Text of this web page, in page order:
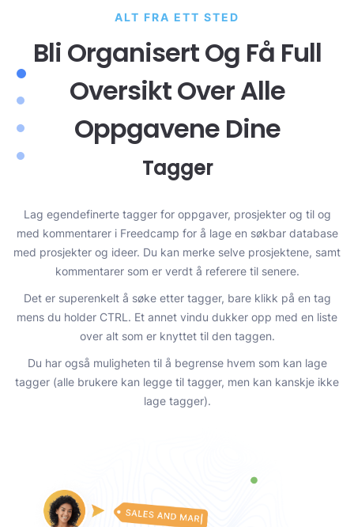
ALT FRA ETT STED
Bli Organisert Og Få Full
Oversikt Over Alle
Oppgavene Dine
Tagger
Lag egendefinerte tagger for oppgaver, prosjekter og til og
med kommentarer i Freedcamp for å lage en søkbar database
med prosjekter og ideer. Du kan merke selve prosjektene, samt
kommentarer som er verdt å referere til senere.
Det er superenkelt å søke etter tagger, bare klikk på en tag
mens du holder CTRL. Et annet vindu dukker opp med en liste
over alt som er knyttet til den taggen.
Du har også muligheten til å begrense hvem som kan lage
tagger (alle brukere kan legge til tagger, men kan kanskje ikke
lage tagger).